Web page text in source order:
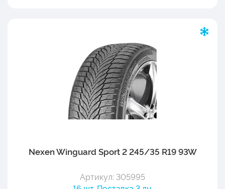
Nexen Winguard Sport 2 245/35 R19 93W
Артикул: 305995